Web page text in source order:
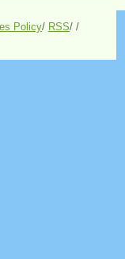
Policy/ RSS/ /